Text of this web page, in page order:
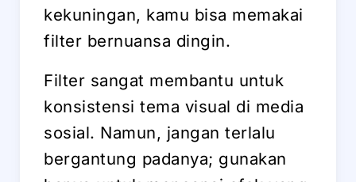
kekuningan, kamu bisa memakai
filter bernuansa dingin.
Filter sangat membantu untuk
konsistensi tema visual di media
sosial. Namun, jangan terlalu
bergantung padanya; gunakan